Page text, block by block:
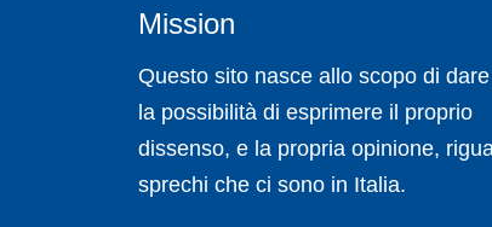
Mission
Questo sito nasce allo scopo di
la possibilità di esprimere il proprio
dissenso, e la propria opinione,
sprechi che ci sono in Italia.